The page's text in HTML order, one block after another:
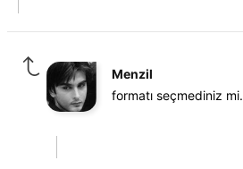
Menzil
formatı seçmediniz mi.